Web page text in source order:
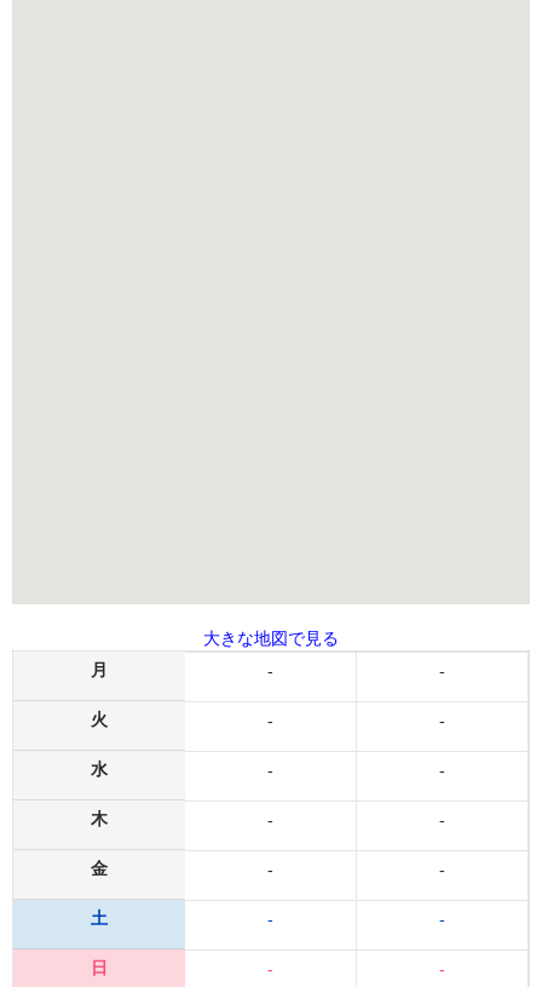
大きな地図で見る
月
火
水
木
金
土
日
-
-
-
-
-
-
-
-
-
-
-
-
-
-